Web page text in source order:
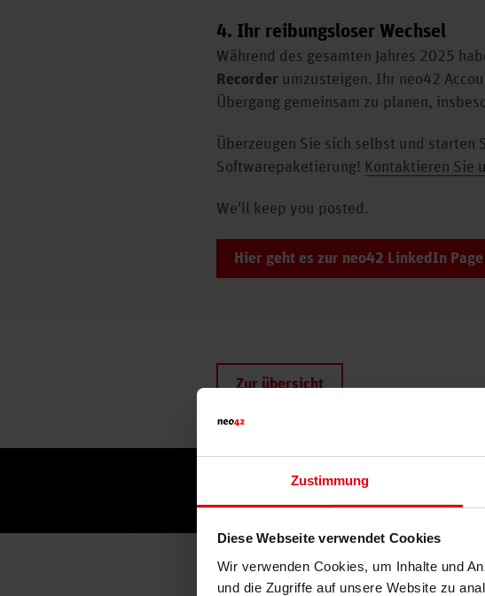
Zustimmung
Diese Webseite verwendet Cookies
Wir verwenden Cookies, um Inhalte und
und die Zugriffe auf unsere Website zu
4. Ihr reibungsloser Wechsel
Während des gesamten Jahres 2025
Recorder umzusteigen. Ihr neo42
Übergang gemeinsam zu planen,
Überzeugen Sie sich selbst und
Softwarepaketierung! Kontaktieren Sie
We'll keep you posted.
Hier geht es zur neo42 LinkedIn Page
Zur übersicht